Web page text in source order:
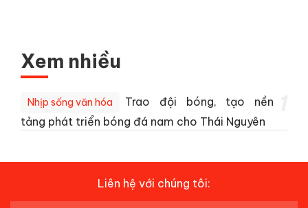
Xem nhiều
Nhịp sống văn hóa
Trao đội bóng, tạo nền
tảng phát triển bóng đá nam cho Thái Nguyên
Liên hệ với chúng tôi: